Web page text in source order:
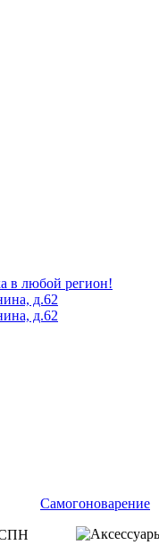
в любой регион!
д.62
д.62
Самогоноварение